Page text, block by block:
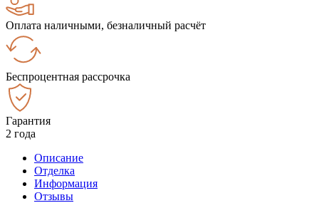
Оплата наличными, безналичный расчёт
Беспроцентная рассрочка
Гарантия
2 года
Описание
Отделка
Информация
Отзывы